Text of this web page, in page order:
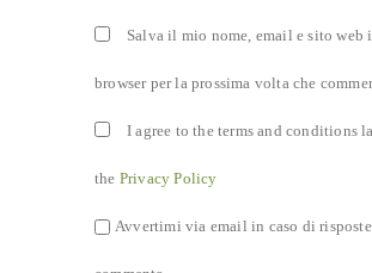
Salva il mio nome, email e sito web
browser per la prossima volta che
I agree to the terms and conditions
the Privacy Policy
Avvertimi via email in caso di